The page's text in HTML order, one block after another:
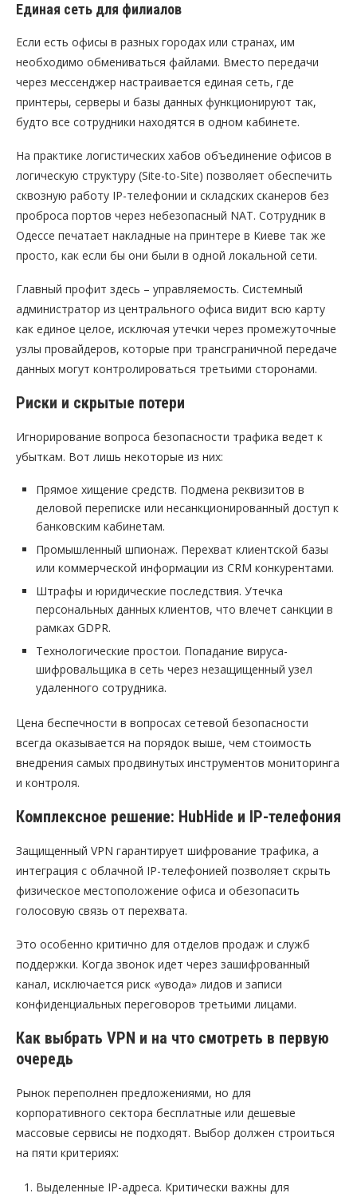
Единая сеть для филиалов
Если есть офисы в разных городах или странах, им
необходимо обмениваться файлами. Вместо передачи
через мессенджер настраивается единая сеть, где
принтеры, серверы и базы данных функционируют так,
будто все сотрудники находятся в одном кабинете.
На практике логистических хабов объединение офисов в
логическую структуру (Site-to-Site) позволяет обеспечить
сквозную работу IP-телефонии и складских сканеров без
проброса портов через небезопасный NAT. Сотрудник в
Одессе печатает накладные на принтере в Киеве так же
просто, как если бы они были в одной локальной сети.
Главный профит здесь – управляемость. Системный
администратор из центрального офиса видит всю карту
как единое целое, исключая утечки через промежуточные
узлы провайдеров, которые при трансграничной передаче
данных могут контролироваться третьими сторонами.
Риски и скрытые потери
Игнорирование вопроса безопасности трафика ведет к
убыткам. Вот лишь некоторые из них:
Прямое хищение средств. Подмена реквизитов в
деловой переписке или несанкционированный доступ к
банковским кабинетам.
Промышленный шпионаж. Перехват клиентской базы
или коммерческой информации из CRM конкурентами.
Штрафы и юридические последствия. Утечка
персональных данных клиентов, что влечет санкции в
рамках GDPR.
Технологические простои. Попадание вируса-
шифровальщика в сеть через незащищенный узел
удаленного сотрудника.
Цена беспечности в вопросах сетевой безопасности
всегда оказывается на порядок выше, чем стоимость
внедрения самых продвинутых инструментов мониторинга
и контроля.
Комплексное решение: HubHide и IP-телефония
Защищенный VPN гарантирует шифрование трафика, а
интеграция с облачной IP-телефонией позволяет скрыть
физическое местоположение офиса и обезопасить
голосовую связь от перехвата.
Это особенно критично для отделов продаж и служб
поддержки. Когда звонок идет через зашифрованный
канал, исключается риск «увода» лидов и записи
конфиденциальных переговоров третьими лицами.
Как выбрать VPN и на что смотреть в первую
очередь
Рынок переполнен предложениями, но для
корпоративного сектора бесплатные или дешевые
массовые сервисы не подходят. Выбор должен строиться
на пяти критериях:
Выделенные IP-адреса. Критически важны для